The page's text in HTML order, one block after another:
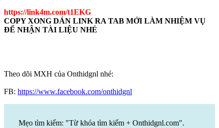
https://link4m.com/t1EKG
COPY XONG DÁN LINK RA TAB MỚI LÀM NHIỆM VỤ
ĐỂ NHẬN TÀI LIỆU NHÉ
Theo dõi MXH của Onthidgnl nhé:
FB: https://www.facebook.com/onthidgnl
Mẹo tìm kiếm: "Từ khóa tìm kiếm + Onthidgnl.com".